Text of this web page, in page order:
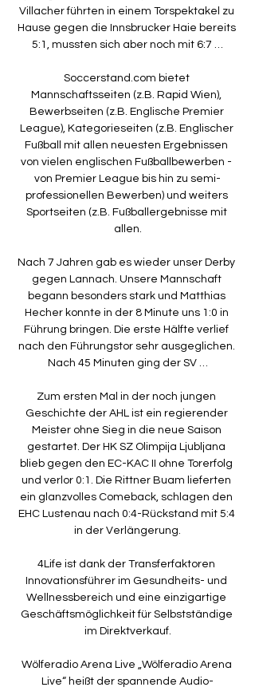
Villacher führten in einem Torspektakel zu
Hause gegen die Innsbrucker Haie bereits
5:1, mussten sich aber noch mit 6:7 …
Soccerstand.com bietet
Mannschaftsseiten (z.B. Rapid Wien),
Bewerbseiten (z.B. Englische Premier
League), Kategorieseiten (z.B. Englischer
Fußball mit allen neuesten Ergebnissen
von vielen englischen Fußballbewerben -
von Premier League bis hin zu semi-
professionellen Bewerben) und weiters
Sportseiten (z.B. Fußballergebnisse mit
allen.
Nach 7 Jahren gab es wieder unser Derby
gegen Lannach. Unsere Mannschaft
begann besonders stark und Matthias
Hecher konnte in der 8 Minute uns 1:0 in
Führung bringen. Die erste Hälfte verlief
nach den Führungstor sehr ausgeglichen.
Nach 45 Minuten ging der SV …
Zum ersten Mal in der noch jungen
Geschichte der AHL ist ein regierender
Meister ohne Sieg in die neue Saison
gestartet. Der HK SZ Olimpija Ljubljana
blieb gegen den EC-KAC II ohne Torerfolg
und verlor 0:1. Die Rittner Buam lieferten
ein glanzvolles Comeback, schlagen den
EHC Lustenau nach 0:4-Rückstand mit 5:4
in der Verlängerung.
4Life ist dank der Transferfaktoren
Innovationsführer im Gesundheits- und
Wellnessbereich und eine einzigartige
Geschäftsmöglichkeit für Selbstständige
im Direktverkauf.
Wölferadio Arena Live „Wölferadio Arena
Live“ heißt der spannende Audio-